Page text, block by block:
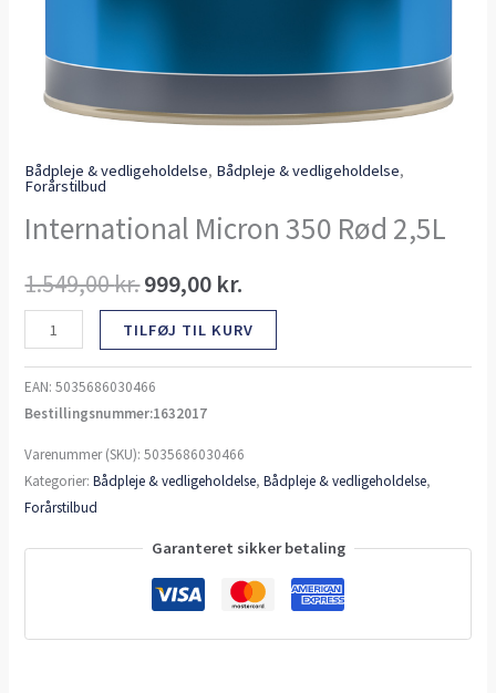
Bådpleje & vedligeholdelse, Bådpleje & vedligeholdelse,
Forårstilbud
International Micron 350 Rød 2,5L
1.549,00kr.999,00 kr.
TILFØJ TIL KURV
EAN:5035686030466
Bestillingsnummer:1632017
Varenummer (SKU):5035686030466
Kategorier:Bådpleje & vedligeholdelse,Bådpleje & vedligeholdelse,
Forårstilbud
Garanteret sikker betaling